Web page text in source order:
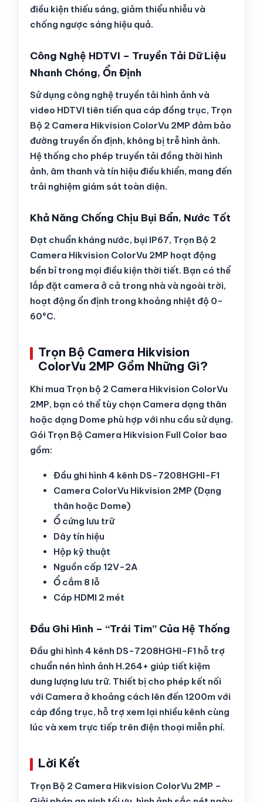
điều kiện thiếu sáng, giảm thiểu nhiễu và
chống ngược sáng hiệu quả.
Công Nghệ HDTVI – Truyền Tải Dữ Liệu
Nhanh Chóng, Ổn Định
Sử dụng công nghệ truyền tải hình ảnh và
video HDTVI tiên tiến qua cáp đồng trục, Trọn
Bộ 2 Camera Hikvision ColorVu 2MP đảm bảo
đường truyền ổn định, không bị trễ hình ảnh.
Hệ thống cho phép truyền tải đồng thời hình
ảnh, âm thanh và tín hiệu điều khiển, mang đến
trải nghiệm giám sát toàn diện.
Khả Năng Chống Chịu Bụi Bẩn, Nước Tốt
Đạt chuẩn kháng nước, bụi IP67, Trọn Bộ 2
Camera Hikvision ColorVu 2MP hoạt động
bền bỉ trong mọi điều kiện thời tiết. Bạn có thể
lắp đặt camera ở cả trong nhà và ngoài trời,
hoạt động ổn định trong khoảng nhiệt độ 0-
60°C.
Trọn Bộ Camera Hikvision
ColorVu 2MP Gồm Những Gì?
Khi mua Trọn bộ 2 Camera Hikvision ColorVu
2MP, bạn có thể tùy chọn Camera dạng thân
hoặc dạng Dome phù hợp với nhu cầu sử dụng.
Gói Trọn Bộ Camera Hikvision Full Color bao
gồm:
Đầu ghi hình 4 kênh DS-7208HGHI-F1
Camera ColorVu Hikvision 2MP (Dạng
thân hoặc Dome)
Ổ cứng lưu trữ
Dây tín hiệu
Hộp kỹ thuật
Nguồn cấp 12V-2A
Ổ cắm 8 lỗ
Cáp HDMI 2 mét
Đầu Ghi Hình – “Trái Tim” Của Hệ Thống
Đầu ghi hình 4 kênh DS-7208HGHI-F1 hỗ trợ
chuẩn nén hình ảnh H.264+ giúp tiết kiệm
dung lượng lưu trữ. Thiết bị cho phép kết nối
với Camera ở khoảng cách lên đến 1200m với
cáp đồng trục, hỗ trợ xem lại nhiều kênh cùng
lúc và xem trực tiếp trên điện thoại miễn phí.
Lời Kết
Trọn Bộ 2 Camera Hikvision ColorVu 2MP –